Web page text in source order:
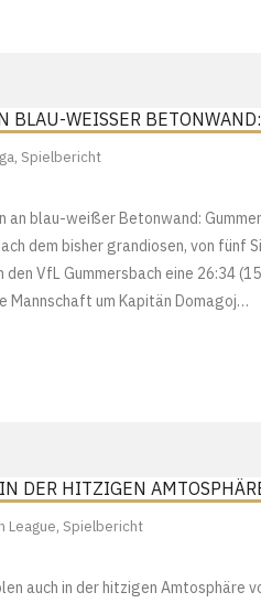
BLAU-WEISSER
, Spielbericht
an blau-weißer Betonwand:
dem bisher grandiosen, von
den VfL Gummersbach eine 26:34
Mannschaft um Kapitän Domagoj…
DER HITZIGEN
League, Spielbericht
auch in der hitzigen